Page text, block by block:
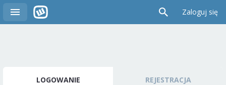
Zaloguj się
LOGOWANIE REJESTRACJA